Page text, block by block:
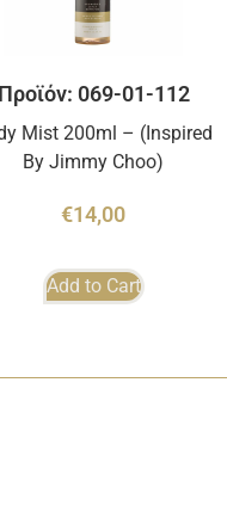
069-01-112
Mist 200ml – (Inspired
By Jimmy Choo)
€14,00
Add to Cart